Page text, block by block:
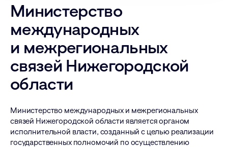
Министерство
международных
и межрегиональных
связей Нижегородской
области
Министерство международных и межрегиональных
связей Нижегородской области является органом
исполнительной власти, созданный с целью реализации
государственных полномочий по осуществлению